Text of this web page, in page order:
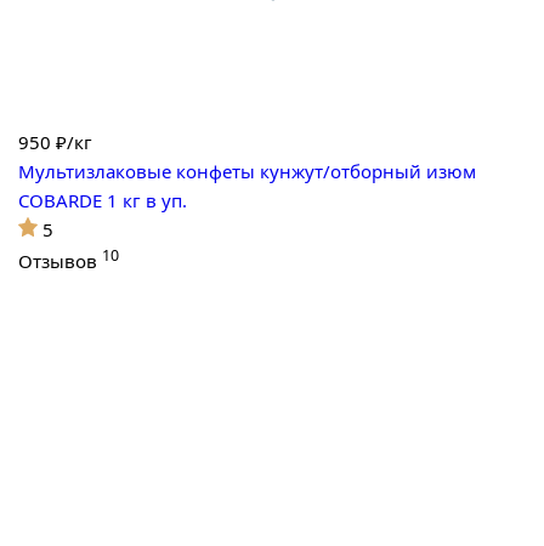
950 ₽/кг
Мультизлаковые конфеты кунжут/отборный изюм
COBARDE 1 кг в уп.
5
Отзывов 10